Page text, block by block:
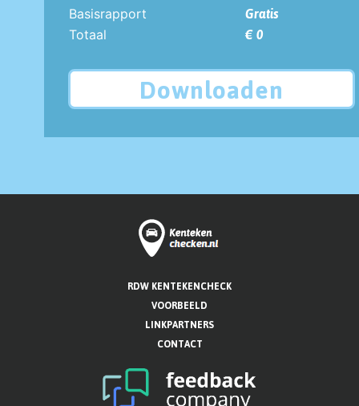
Basisrapport
Gratis
Totaal
€ 0
Downloaden
RDW KENTEKENCHECK
VOORBEELD
LINKPARTNERS
CONTACT